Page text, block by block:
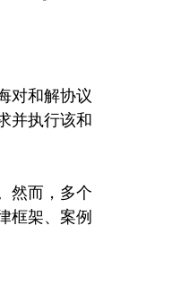
对和解协议
并执行该和
然而，多个
框架、案例